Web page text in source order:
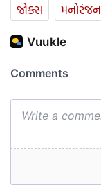
જોક્સ
મનોરંજન